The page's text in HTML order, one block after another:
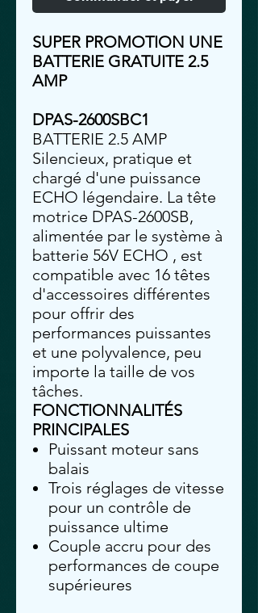
SUPER PROMOTION UNE
BATTERIE GRATUITE 2.5
AMP
DPAS-2600SBC1
BATTERIE 2.5 AMP
Silencieux, pratique et
chargé d'une puissance
ECHO légendaire. La tête
motrice DPAS-2600SB,
alimentée par le système à
batterie 56V ECHO , est
compatible avec 16 têtes
d'accessoires différentes
pour offrir des
performances puissantes
et une polyvalence, peu
importe la taille de vos
tâches.
FONCTIONNALITÉS
PRINCIPALES
Puissant moteur sans
balais
Trois réglages de vitesse
pour un contrôle de
puissance ultime
Couple accru pour des
performances de coupe
supérieures